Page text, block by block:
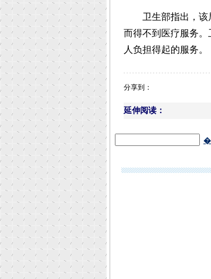
卫生部指出，该局
而得不到医疗服务
人负担得起的服务。
分享到：
延伸阅读：